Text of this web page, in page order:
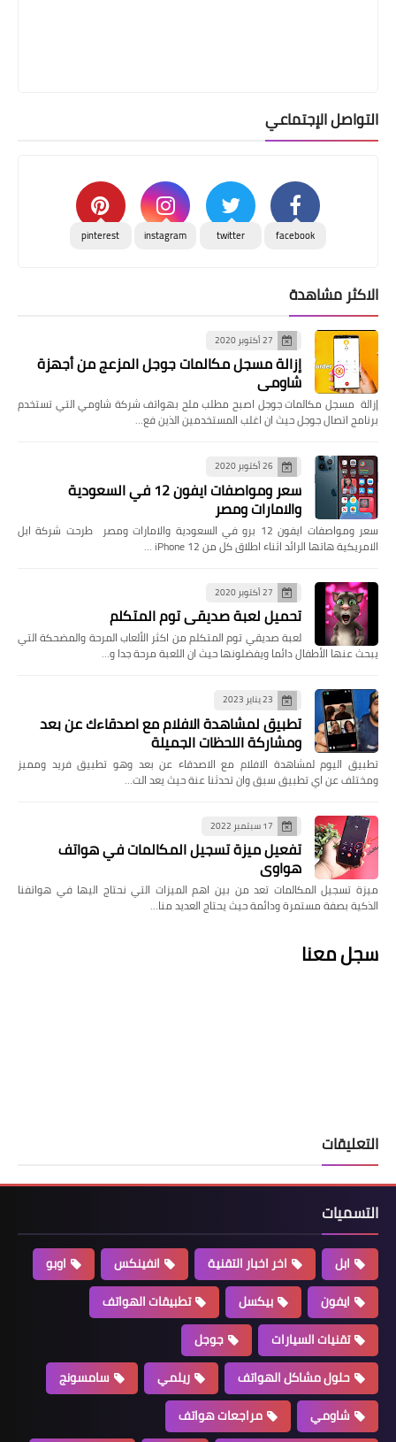
التواصل الإجتماعي
facebook
twitter
instagram
pinterest
الاكثر مشاهدة
27 أكتوبر 2020
إزالة مسجل مكالمات جوجل المزعج من أجهزة
شاومي
إزالة مسجل مكالمات جوجل اصبح مطلب ملح بهواتف شركة شاومي التي تستخدم
برنامج اتصال جوجل حيث ان اغلب المستخدمين الذين فع…
26 أكتوبر 2020
سعر ومواصفات ايفون 12 في السعودية
والامارات ومصر
سعر ومواصفات ايفون 12 برو في السعودية والامارات ومصر طرحت شركة ابل
الامريكية هاتها الرائد اثناء اطلاق كل من iPhone 12 …
27 أكتوبر 2020
تحميل لعبة صديقي توم المتكلم
لعبة صديقي توم المتكلم من اكثر الألعاب المرحة والمضحكة التي
يبحث عنها الأطفال دائما ويفضلونها حيث ان اللعبة مرحة جدا و…
23 يناير 2023
تطبيق لمشاهدة الافلام مع اصدقاءك عن بعد
ومشاركة اللحظات الجميلة
تطبيق اليوم لمشاهدة الافلام مع الاصدقاء عن بعد وهو تطبيق فريد ومميز
ومختلف عن اي تطبيق سبق وان تحدثنا عنة حيث يعد الت…
17 سبتمبر 2022
تفعيل ميزة تسجيل المكالمات في هواتف
هواوي
ميزة تسجيل المكالمات تعد من بين اهم الميزات التي نحتاج اليها في هواتفنا
الذكية بصفة مستمرة ودائمة حيث يحتاج العديد منا…
سجل معنا
التعليقات
التسميات
ابل اخر اخبار التقنية انفينكس
اوبو
ايفون
بيكسل
تطبيقات الهواتف
تقنيات السيارات
جوجل
حلول مشاكل الهواتف
ريلمي
سامسونج
شاومي
مراجعات هواتف